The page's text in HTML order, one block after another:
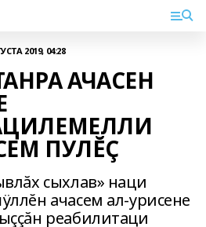
2019, 04:28
АЧАСЕН
ПУЛĔÇ
сыхлав» наци
ачасем ал-урисене
реабилитаци